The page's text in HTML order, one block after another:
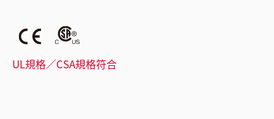
UL規格／CSA規格符合